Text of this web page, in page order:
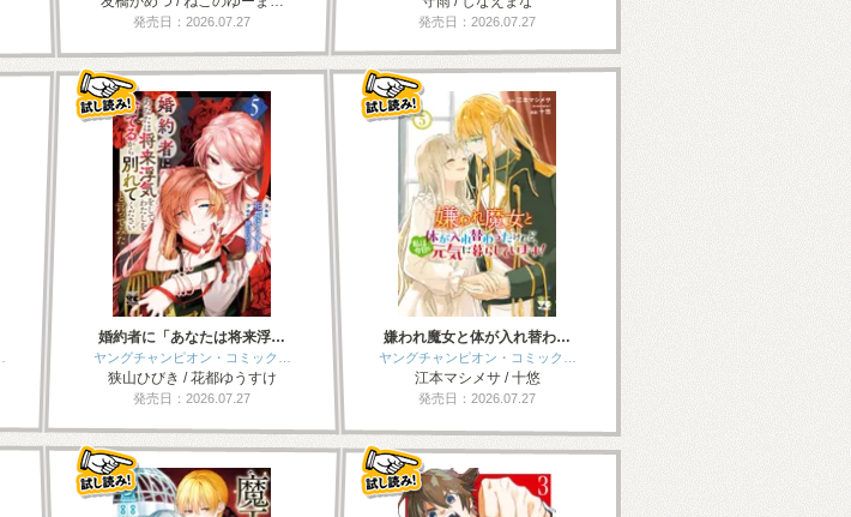
発売日：2026.07.27 発売日：2026.07.27
婚約者に「あなたは将来浮…
ヤングチャンピオン・コミック…
狭山ひびき / 花都ゆうすけ
発売日：2026.07.27
嫌われ魔女と体が入れ替わ…
ヤングチャンピオン・コミック…
江本マシメサ / 十悠
発売日：2026.07.27